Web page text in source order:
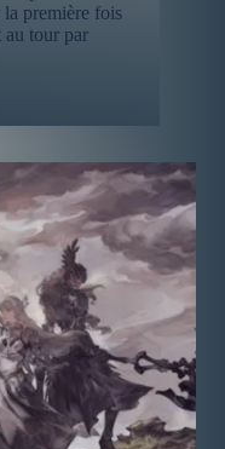
la première fois
au tour par